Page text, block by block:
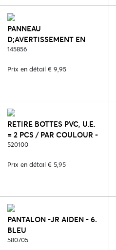
PANNEAU
D;AVERTISSEMENT EN
MÉTAL - 8077. VERBODEN
145856
Prix en détail € 9,95
RETIRE BOTTES PVC, U.E.
= 2 PCS / PAR COULOUR -
2. NOIR
520100
Prix en détail € 5,95
PANTALON -JR AIDEN - 6.
BLEU
580705